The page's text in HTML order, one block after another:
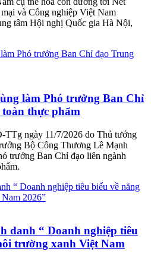
và Công nghiệp Việt Nam
tâm Hội nghị Quốc gia Hà Nội,
làm Phó trưởng Ban Chỉ
thực phẩm
TTg ngày 11/7/2026 do Thủ tướng
Bộ Công Thương Lê Mạnh
trưởng Ban Chỉ đạo liên ngành
danh “ Doanh nghiệp tiêu
trường xanh Việt Nam